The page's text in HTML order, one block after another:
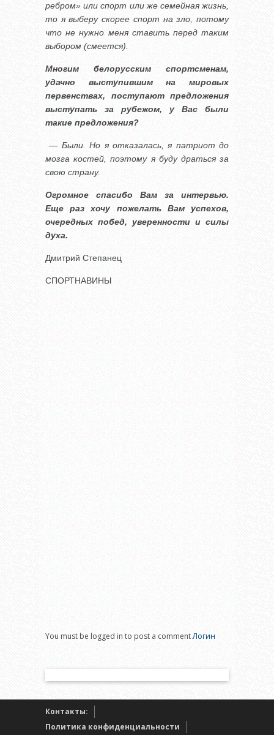
ребром» или спорт или же семейная жизнь,
то я выберу скорее спорт на зло, потому
что не нужно меня ставить перед таким
выбором (смеется).
Многим белорусским спортсменам,
удачно выступившим на мировых
первенствах, поступают предложения
выступать за рубежом, у Вас были
такие предложения?
— Были. Но я отказалась, я патриот до
мозга костей, поэтому я буду драться за
свою страну.
Огромное спасибо Вам за интервью.
Еще раз хочу пожелать Вам успехов,
очередных побед, уверенности и силы
духа.
Дмитрий Степанец
СПОРТНАВИНЫ
You must be logged in to post a commentЛогин
Контакты:
Политика конфиденциальности